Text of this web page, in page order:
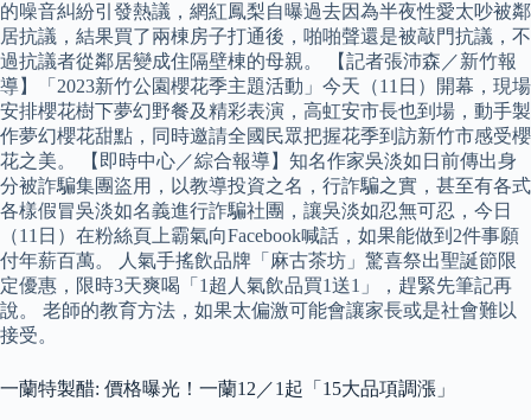
的噪音糾紛引發熱議，網紅鳳梨自曝過去因為半夜性愛太吵被鄰
居抗議，結果買了兩棟房子打通後，啪啪聲還是被敲門抗議，不
過抗議者從鄰居變成住隔壁棟的母親。 【記者張沛森／新竹報
導】「2023新竹公園櫻花季主題活動」今天（11日）開幕，現場
安排櫻花樹下夢幻野餐及精彩表演，高虹安市長也到場，動手製
作夢幻櫻花甜點，同時邀請全國民眾把握花季到訪新竹市感受櫻
花之美。 【即時中心／綜合報導】知名作家吳淡如日前傳出身
分被詐騙集團盜用，以教導投資之名，行詐騙之實，甚至有各式
各樣假冒吳淡如名義進行詐騙社團，讓吳淡如忍無可忍，今日
（11日）在粉絲頁上霸氣向Facebook喊話，如果能做到2件事願
付年薪百萬。 人氣手搖飲品牌「麻古茶坊」驚喜祭出聖誕節限
定優惠，限時3天爽喝「1超人氣飲品買1送1」，趕緊先筆記再
說。 老師的教育方法，如果太偏激可能會讓家長或是社會難以
接受。
一蘭特製醋: 價格曝光！一蘭12／1起「15大品項調漲」